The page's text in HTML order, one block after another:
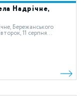
Надрічне,
Бережанського
11 серпня...